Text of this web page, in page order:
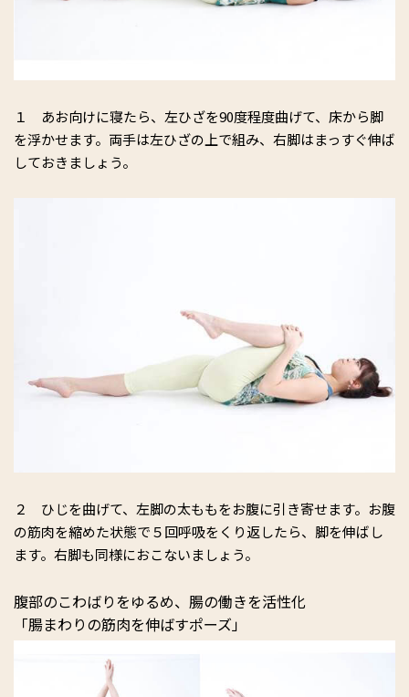
１ あお向けに寝たら、左ひざを90度程度曲げて、床から脚
を浮かせます。両手は左ひざの上で組み、右脚はまっすぐ伸ば
しておきましょう。
２ ひじを曲げて、左脚の太ももをお腹に引き寄せます。お腹
の筋肉を縮めた状態で５回呼吸をくり返したら、脚を伸ばし
ます。右脚も同様におこないましょう。
腹部のこわばりをゆるめ、腸の働きを活性化
「腸まわりの筋肉を伸ばすポーズ」